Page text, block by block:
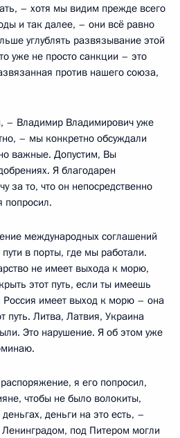
– хотя мы видим прежде всего
и так далее, – они всё равно
углублять развязывание этой
уже не просто санкции – это
против нашего союза,
– Владимир Владимирович уже
– мы конкретно обсуждали
важные. Допустим, Вы
Я благодарен
за то, что он непосредственно
попросил.
международных соглашений
в порты, где мы работали.
не имеет выхода к морю,
этот путь, если ты имеешь
имеет выход к морю – она
путь. Литва, Латвия, Украина
Это нарушение. Я об этом уже
я его попросил,
чтобы не было волокиты,
деньги на это есть, –
под Питером могли